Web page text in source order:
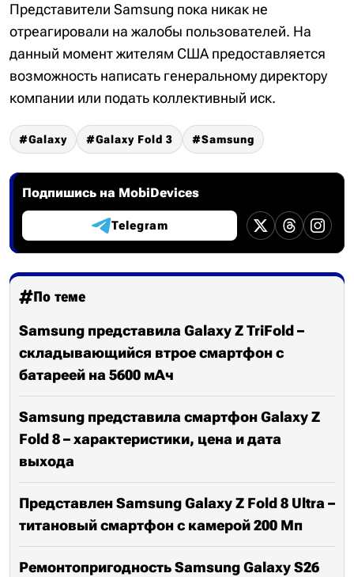
Представители Samsung пока никак не
отреагировали на жалобы пользователей. На
данный момент жителям США предоставляется
возможность написать генеральному директору
компании или подать коллективный иск.
Galaxy Galaxy Fold 3 Samsung
Подпишись на MobiDevices
Telegram
По теме
Samsung представила Galaxy Z TriFold –
складывающийся втрое смартфон с
батареей на 5600 мАч
Samsung представила смартфон Galaxy Z
Fold 8 – характеристики, цена и дата
выхода
Представлен Samsung Galaxy Z Fold 8 Ultra –
титановый смартфон с камерой 200 Мп
Ремонтопригодность Samsung Galaxy S26